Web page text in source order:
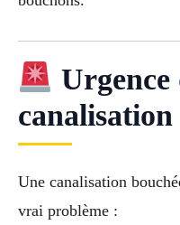
Urgence
Une canalisation
vrai problème :